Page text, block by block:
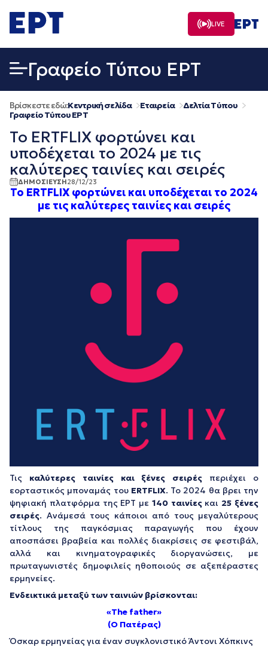
σε
περιεχόμενο
LIVE
Γραφείο Τύπου ΕΡΤ
Βρίσκεστε εδώ:Κεντρική σελίδα Εταιρεία
Δελτία Τύπου
Γραφείο Τύπου ΕΡΤ
Το ERTFLIX φορτώνει και
υποδέχεται το 2024 με τις
καλύτερες ταινίες και σειρές
ΔΗΜΟΣΙΕΥΣΗ28/12/23
Το ERTFLIX φορτώνει και υποδέχεται το 2024
με τις καλύτερες ταινίες και σειρές
Τις καλύτερες ταινίες και ξένες σειρές περιέχει ο
εορταστικός μποναμάς του ERTFLIX. Το 2024 θα βρει την
ψηφιακή πλατφόρμα της ΕΡΤ με 140 ταινίεςκαι 25 ξένες
σειρές. Ανάμεσά τους κάποιοι από τους μεγαλύτερους
τίτλους της παγκόσμιας παραγωγής που έχουν
αποσπάσει βραβεία και πολλές διακρίσεις σε φεστιβάλ,
αλλά και κινηματογραφικές διοργανώσεις, με
πρωταγωνιστές δημοφιλείς ηθοποιούς σε αξεπέραστες
ερμηνείες.
Ενδεικτικά μεταξύ των ταινιών βρίσκονται:
«The father»
(Ο Πατέρας)
Όσκαρ ερμηνείας για έναν συγκλονιστικό Άντονι Χόπκινς